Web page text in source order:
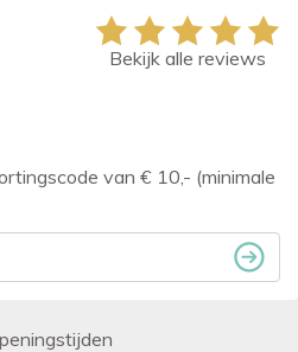
van € 10,- (minimale
Bekijk alle reviews